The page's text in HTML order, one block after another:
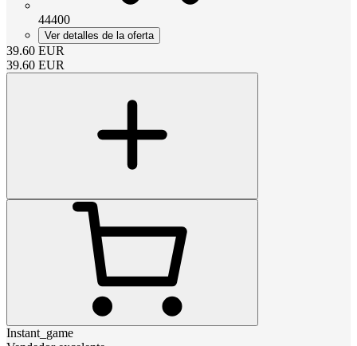
44400
Ver detalles de la oferta
39.60 EUR
39.60 EUR
Instant_game